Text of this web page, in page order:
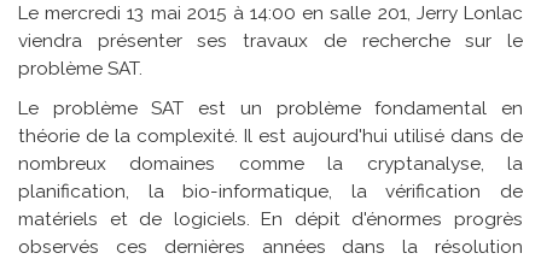
Le mercredi 13 mai 2015 à 14:00 en salle 201, Jerry Lonlac
viendra présenter ses travaux de recherche sur le
problème SAT.
Le problème SAT est un problème fondamental en
théorie de la complexité. Il est aujourd'hui utilisé dans de
nombreux domaines comme la cryptanalyse, la
planification, la bio-informatique, la vérification de
matériels et de logiciels. En dépit d'énormes progrès
observés ces dernières années dans la résolution